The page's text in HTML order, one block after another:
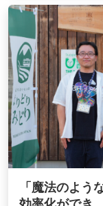
「魔法のよう